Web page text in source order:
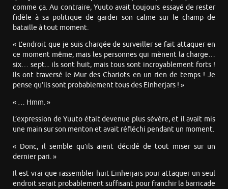
comme ça. Au contraire, Yuuto avait toujours essayé de rester
fidèle à sa politique de garder son calme sur le champ de
bataille à tout moment.
« L’endroit que je suis chargée de surveiller se fait attaquer en
ce moment même, mais les personnes qui mènent la charge…
six… sept... ils sont huit, mais tous sont incroyablement forts !
Ils ont traversé le Mur des Chariots en un rien de temps ! Je
pense qu’ils sont probablement tous des Einherjars ! »
« … Hmm. »
L’expression de Yuuto était devenue plus sévère, et il avait mis
une main sur son menton et avait réfléchi pendant un moment.
« Donc, il semble qu’ils aient décidé de tout miser sur un
dernier pari. »
Il est vrai que rassembler huit Einherjars pour attaquer un seul
endroit serait probablement suffisant pour franchir la barricade